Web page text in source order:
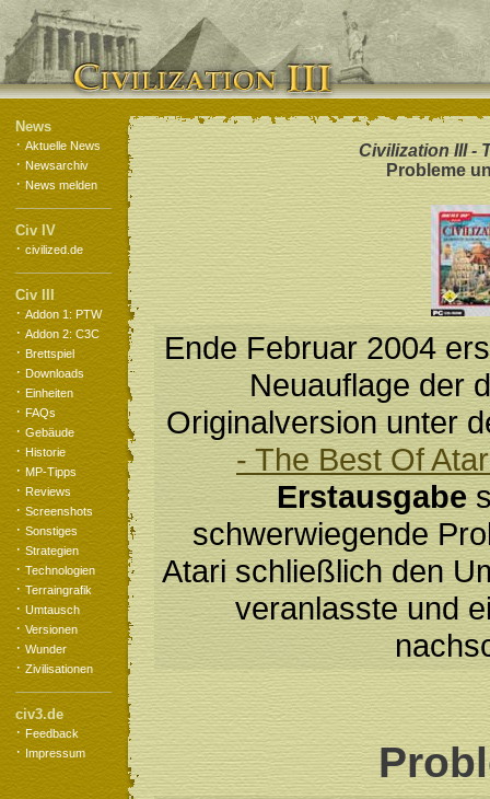
News
· Aktuelle News
· Newsarchiv
· News melden
Civ IV
· civilized.de
Civ III
· Addon 1: PTW
· Addon 2: C3C
· Brettspiel
· Downloads
· Einheiten
· FAQs
· Gebäude
· Historie
· MP-Tipps
· Reviews
· Screenshots
· Sonstiges
· Strategien
· Technologien
· Terraingrafik
· Umtausch
· Versionen
· Wunder
· Zivilisationen
civ3.de
· Feedback
· Impressum
Civilization III -
Probleme
Ende Februar 2004
Neuauflage der
Originalversion unter
- The Best Of
Erstausgabe
schwerwiegende
Atari schließlich den
veranlasste und